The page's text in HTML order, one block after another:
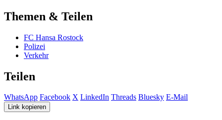
Themen & Teilen
FC Hansa Rostock
Polizei
Verkehr
Teilen
WhatsApp Facebook X LinkedIn Threads Bluesky E-Mail
Link kopieren